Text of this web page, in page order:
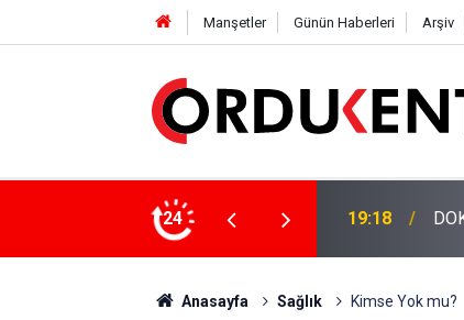
Manşetler Günün Haberleri Arşiv
24
4 MİLYON LİRAYA YAKIN DESTEK 12:46
Anasayfa Sağlık Kimse Yok mu?